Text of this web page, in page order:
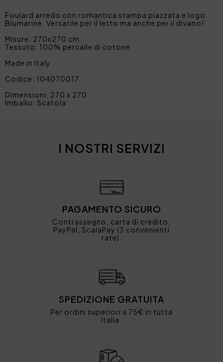
Foulard arredo con romantica stampa piazzata e logo
Blumarine. Versatile per il letto ma anche per il divano!
Misure: 270x270 cm
Tessuto: 100% percalle di cotone
Made in Italy
Codice: 104070017
Dimensioni: 270 x 270
Imballo: Scatola
I NOSTRI SERVIZI
PAGAMENTO SICURO
Contrassegno, carta di credito,
PayPal, ScalaPay (3 convenienti
rate).
SPEDIZIONE GRATUITA
Per ordini superiori a 75€ in tutta
Italia.